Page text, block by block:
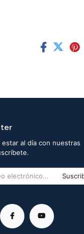
estar al día con nuestras